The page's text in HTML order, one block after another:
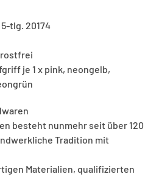
tlg. 20174
rostfrei
je 1 x pink, neongelb,
besteht nunmehr seit über 120
Tradition mit
Materialien, qualifizierten